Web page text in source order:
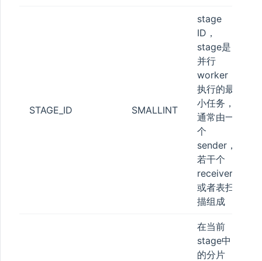
STAGE_ID SMALLINT
stage
ID，
stage是
并行
worker
执行的最
小任务，
通常由一
个
sender，
若干个
receiver
或者表扫
描组成
在当前
stage中
的分片